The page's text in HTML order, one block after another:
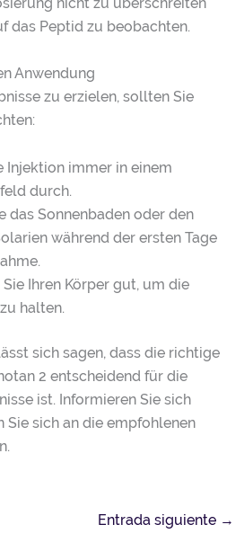
das Peptid zu beobachten.
Anwendung
zu erzielen, sollten Sie
Injektion immer in einem
durch.
das Sonnenbaden oder den
während der ersten Tage
Ihren Körper gut, um die
halten.
sich sagen, dass die richtige
2 entscheidend für die
ist. Informieren Sie sich
sich an die empfohlenen
Entrada siguiente →